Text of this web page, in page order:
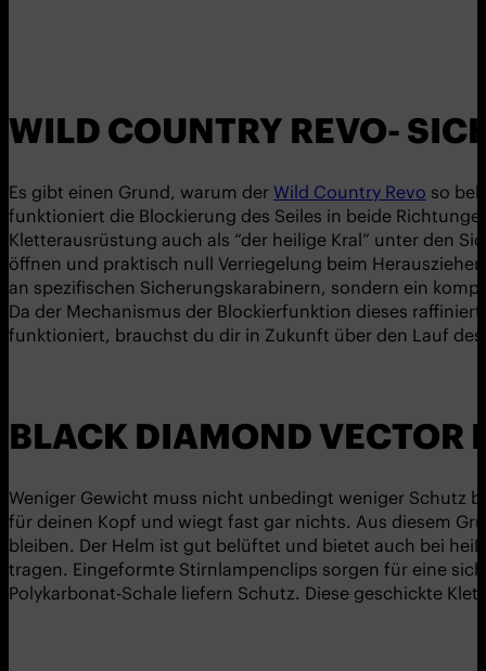
WILD COUNTRY REVO-
Es gibt einen Grund, warum der Wild Country Revo so
funktioniert die Blockierung des Seiles in beide
Kletterausrüstung auch als “der heilige Kral” unter den
öffnen und praktisch null Verriegelung beim
an spezifischen Sicherungskarabinern, sondern ein
Da der Mechanismus der Blockierfunktion dieses
funktioniert, brauchst du dir in Zukunft über den Lauf
BLACK DIAMOND VECTOR
Weniger Gewicht muss nicht unbedingt weniger Schutz
für deinen Kopf und wiegt fast gar nichts. Aus diesem
bleiben. Der Helm ist gut belüftet und bietet auch bei
tragen. Eingeformte Stirnlampenclips sorgen für eine
Polykarbonat-Schale liefern Schutz. Diese geschickte